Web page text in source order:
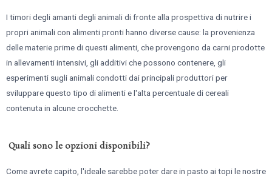
I timori degli amanti degli animali di fronte alla prospettiva di nutrire i
propri animali con alimenti pronti hanno diverse cause: la provenienza
delle materie prime di questi alimenti, che provengono da carni prodotte
in allevamenti intensivi, gli additivi che possono contenere, gli
esperimenti sugli animali condotti dai principali produttori per
sviluppare questo tipo di alimenti e l'alta percentuale di cereali
contenuta in alcune crocchette.
Quali sono le opzioni disponibili?
Come avrete capito, l'ideale sarebbe poter dare in pasto ai topi le nostre